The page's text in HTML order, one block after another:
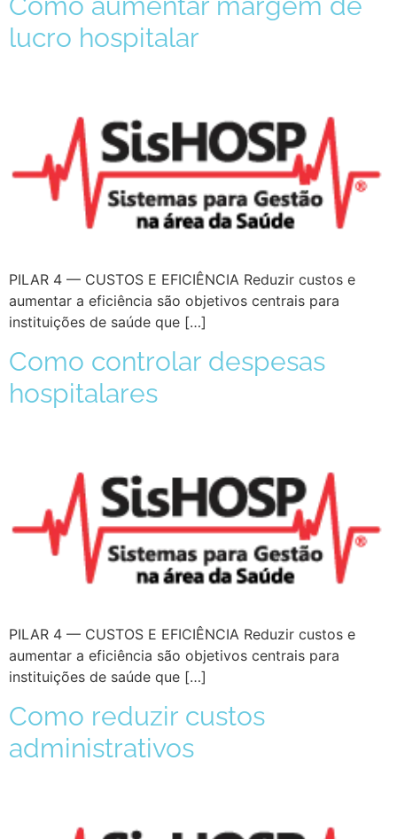
lucro hospitalar
PILAR 4 — CUSTOS E EFICIÊNCIA Reduzir custos e
aumentar a eficiência são objetivos centrais para
instituições de saúde que […]
Como controlar despesas
hospitalares
PILAR 4 — CUSTOS E EFICIÊNCIA Reduzir custos e
aumentar a eficiência são objetivos centrais para
instituições de saúde que […]
Como reduzir custos
administrativos